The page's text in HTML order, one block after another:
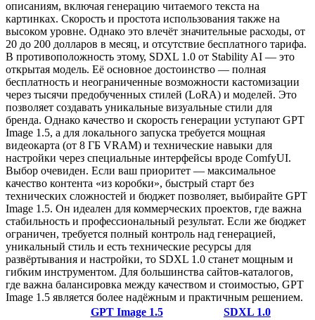
описаниям, включая генерацию читаемого текста на
картинках. Скорость и простота использования также на
высоком уровне. Однако это влечёт значительные расходы, от
20 до 200 долларов в месяц, и отсутствие бесплатного тарифа.
В противоположность этому, SDXL 1.0 от Stability AI — это
открытая модель. Её основное достоинство — полная
бесплатность и неограниченные возможности кастомизации
через тысячи предобученных стилей (LoRA) и моделей. Это
позволяет создавать уникальные визуальные стили для
бренда. Однако качество и скорость генерации уступают GPT
Image 1.5, а для локального запуска требуется мощная
видеокарта (от 8 ГБ VRAM) и технические навыки для
настройки через специальные интерфейсы вроде ComfyUI.
Выбор очевиден. Если ваш приоритет — максимальное
качество контента «из коробки», быстрый старт без
технических сложностей и бюджет позволяет, выбирайте GPT
Image 1.5. Он идеален для коммерческих проектов, где важна
стабильность и профессиональный результат. Если же бюджет
ограничен, требуется полный контроль над генерацией,
уникальный стиль и есть технические ресурсы для
развёртывания и настройки, то SDXL 1.0 станет мощным и
гибким инструментом. Для большинства сайтов-каталогов,
где важна балансировка между качеством и стоимостью, GPT
Image 1.5 является более надёжным и практичным решением.
GPT Image 1.5
SDXL 1.0